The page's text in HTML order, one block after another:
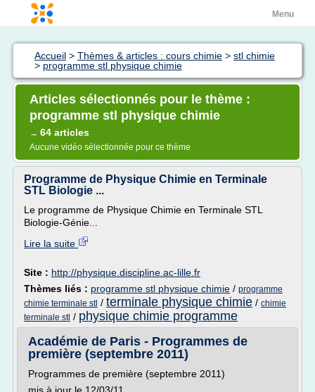
Menu
Accueil > Thèmes & articles : cours chimie > stl chimie
> programme stl physique chimie
Articles sélectionnés pour le thème :
programme stl physique chimie
→ 64 articles
Aucune vidéo sélectionnée pour ce thème
Programme de Physique Chimie en Terminale
STL Biologie ...
Le programme de Physique Chimie en Terminale STL
Biologie-Génie...
Lire la suite
Site : http://physique.discipline.ac-lille.fr
Thèmes liés : programme stl physique chimie / programme
chimie terminale stl / terminale physique chimie / chimie
terminale stl / physique chimie programme
Académie de Paris - Programmes de
première (septembre 2011)
Programmes de première (septembre 2011)